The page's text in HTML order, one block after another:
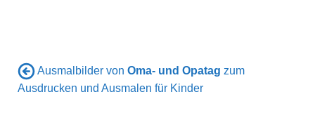
Ausmalbilder von Oma- und Opatag zum
Ausdrucken und Ausmalen für Kinder